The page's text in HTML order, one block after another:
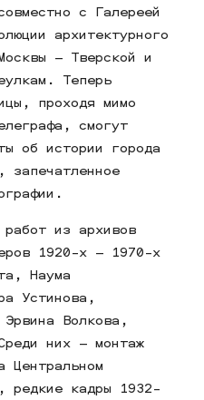
с Галереей
архитектурного
– Тверской и
Теперь
проходя мимо
смогут
об истории города
из архивов
1920-х – 1970-х
Наума
Устинова,
Волкова,
них – монтаж
Центральном
редкие кадры 1932-